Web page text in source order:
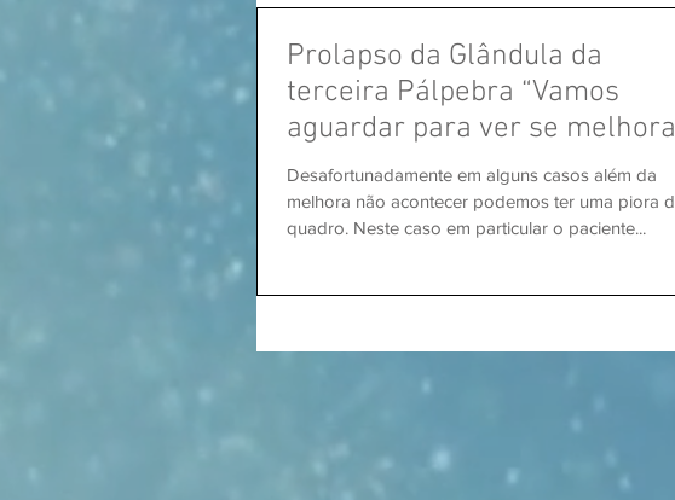
Prolapso da Glândula da
terceira Pálpebra “Vamos
aguardar para ver se melhora
sozinho”.
Desafortunadamente em alguns casos além da
melhora não acontecer podemos ter uma piora do
quadro. Neste caso em particular o paciente...